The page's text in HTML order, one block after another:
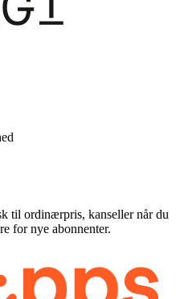
til ordinærpris, kanseller når du
for nye abonnenter.